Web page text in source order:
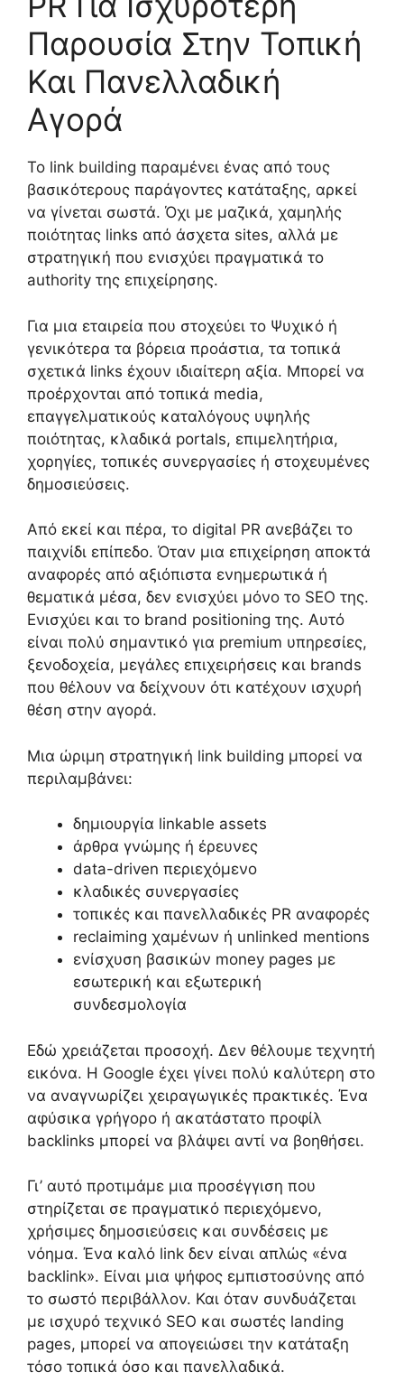
Παρουσία Στην Τοπική
Και Πανελλαδική
Αγορά
Το link building παραμένει ένας από τους
βασικότερους παράγοντες κατάταξης, αρκεί
να γίνεται σωστά. Όχι με μαζικά, χαμηλής
ποιότητας links από άσχετα sites, αλλά με
στρατηγική που ενισχύει πραγματικά το
authority της επιχείρησης.
Για μια εταιρεία που στοχεύει το Ψυχικό ή
γενικότερα τα βόρεια προάστια, τα τοπικά
σχετικά links έχουν ιδιαίτερη αξία. Μπορεί να
προέρχονται από τοπικά media,
επαγγελματικούς καταλόγους υψηλής
ποιότητας, κλαδικά portals, επιμελητήρια,
χορηγίες, τοπικές συνεργασίες ή στοχευμένες
δημοσιεύσεις.
Από εκεί και πέρα, το digital PR ανεβάζει το
παιχνίδι επίπεδο. Όταν μια επιχείρηση αποκτά
αναφορές από αξιόπιστα ενημερωτικά ή
θεματικά μέσα, δεν ενισχύει μόνο το SEO της.
Ενισχύει και το brand positioning της. Αυτό
είναι πολύ σημαντικό για premium υπηρεσίες,
ξενοδοχεία, μεγάλες επιχειρήσεις και brands
που θέλουν να δείχνουν ότι κατέχουν ισχυρή
θέση στην αγορά.
Μια ώριμη στρατηγική link building μπορεί να
περιλαμβάνει:
δημιουργία linkable assets
άρθρα γνώμης ή έρευνες
data-driven περιεχόμενο
κλαδικές συνεργασίες
τοπικές και πανελλαδικές PR αναφορές
reclaiming χαμένων ή unlinked mentions
ενίσχυση βασικών money pages με
εσωτερική και εξωτερική
συνδεσμολογία
Εδώ χρειάζεται προσοχή. Δεν θέλουμε τεχνητή
εικόνα. Η Google έχει γίνει πολύ καλύτερη στο
να αναγνωρίζει χειραγωγικές πρακτικές. Ένα
αφύσικα γρήγορο ή ακατάστατο προφίλ
backlinks μπορεί να βλάψει αντί να βοηθήσει.
Γι’ αυτό προτιμάμε μια προσέγγιση που
στηρίζεται σε πραγματικό περιεχόμενο,
χρήσιμες δημοσιεύσεις και συνδέσεις με
νόημα. Ένα καλό link δεν είναι απλώς «ένα
backlink». Είναι μια ψήφος εμπιστοσύνης από
το σωστό περιβάλλον. Και όταν συνδυάζεται
με ισχυρό τεχνικό SEO και σωστές landing
pages, μπορεί να απογειώσει την κατάταξη
τόσο τοπικά όσο και πανελλαδικά.